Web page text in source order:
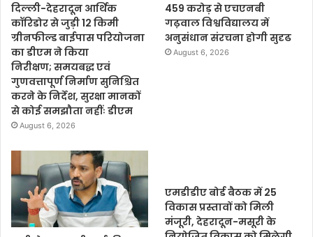
दिल्ली-देहरादून आर्थिक
कॉरिडोर से जुड़ी 12 किमी
ग्रीनफील्ड बाईपास परियोजना
का डीएम ने किया
निरीक्षण; समयबद्ध एवं
गुणवत्तापूर्ण निर्माण सुनिश्चित
करने के निर्देश, सुरक्षा मानकों
से कोई समझौता नहींः डीएम
August 6, 2026
459 करोड़ से एचएनबी
गढ़वाल विश्वविद्यालय में
अनुसंधान संरचना होगी सुदृढ
August 6, 2026
एमडीडीए बोर्ड बैठक में 25
विकास प्रस्तावों को मिली
मंजूरी, देहरादून-मसूरी के